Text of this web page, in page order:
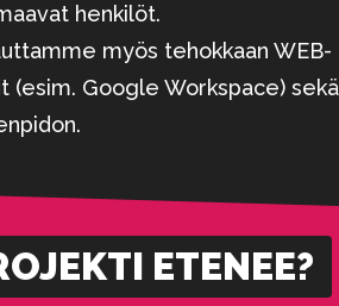
henkilöt.
myös tehokkaan WEB-
(esim. Google Workspace) sekä
ETENEE?